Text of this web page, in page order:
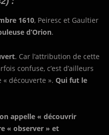
1610, Peiresc et Gaultier
d’Orion.
. Car l’attribution de cette
confuse, c’est d’ailleurs
découverte ». Qui fut le
appelle « découvrir
« observer » et